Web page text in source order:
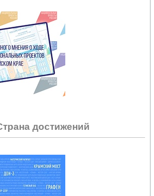
достижений